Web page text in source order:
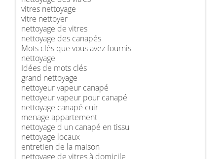
vitres nettoyage
vitre nettoyer
nettoyage de vitres
nettoyage des canapés
Mots clés que vous avez fournis
nettoyage
Idées de mots clés
grand nettoyage
nettoyeur vapeur canapé
nettoyeur vapeur pour canapé
nettoyage canapé cuir
menage appartement
nettoyage d un canapé en tissu
nettoyage locaux
entretien de la maison
nettoyage de vitres à domicile